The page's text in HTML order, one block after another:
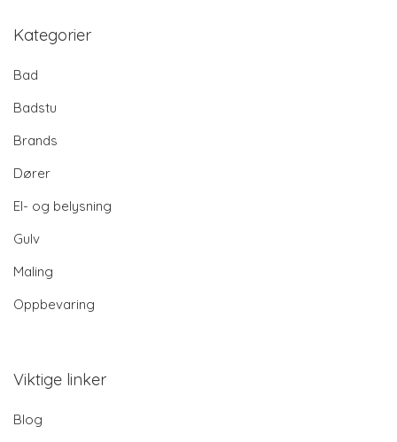
Kategorier
Bad
Badstu
Brands
Dører
El- og belysning
Gulv
Maling
Oppbevaring
Viktige linker
Blog